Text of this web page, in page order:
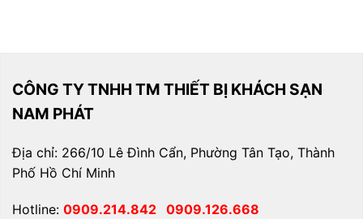
CÔNG TY TNHH TM THIẾT BỊ KHÁCH SẠN
NAM PHÁT
Địa chỉ: 266/10 Lê Đình Cẩn, Phường Tân Tạo, Thành
Phố Hồ Chí Minh
Hotline: 0909.214.842 0909.126.668